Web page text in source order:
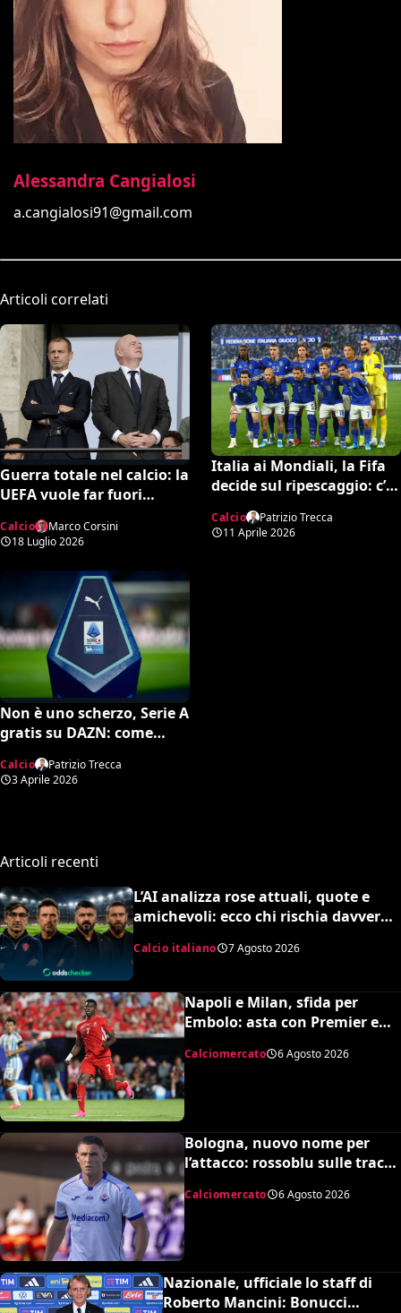
Alessandra Cangialosi
a.cangialosi91@gmail.com
Articoli correlati
Guerra totale nel calcio: la
UEFA vuole far fuori
potente candidatura per
la FIFA
Calcio
Marco Corsini
18 Luglio 2026
Italia ai Mondiali, la Fifa
decide sul ripescaggio: c’è
Calcio
Patrizio Trecca
11 Aprile 2026
Non è uno scherzo, Serie A
gratis su DAZN: come
Calcio
Patrizio Trecca
3 Aprile 2026
Articoli recenti
L’AI analizza rose attuali, quote e
amichevoli: ecco chi rischia davvero
un’insospettabile
Calcio italiano 7 Agosto 2026
Napoli e Milan, sfida per
Embolo: asta con Premier e
MLS, il prezzo
Calciomercato 6 Agosto 2026
Bologna, nuovo nome per
l’attacco: rossoblu sulle tracce
Calciomercato 6 Agosto 2026
Nazionale, ufficiale lo staff di
Roberto Mancini: Bonucci